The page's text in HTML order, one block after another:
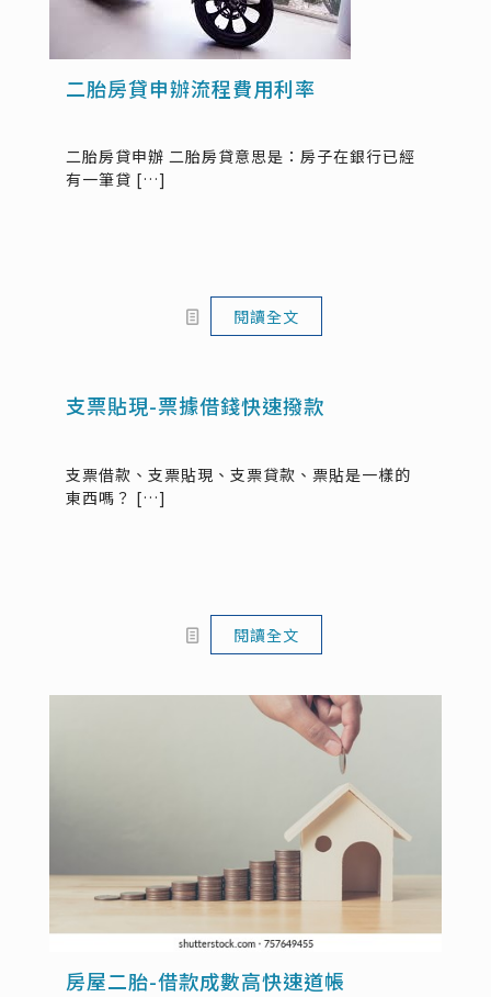
二胎房貸申辦流程費用利率
二胎房貸申辦 二胎房貸意思是：房子在銀行已經
有一筆貸 […]
閱讀全文
支票貼現-票據借錢快速撥款
支票借款、支票貼現、支票貸款、票貼是一樣的
東西嗎？ […]
閱讀全文
房屋二胎-借款成數高快速道帳